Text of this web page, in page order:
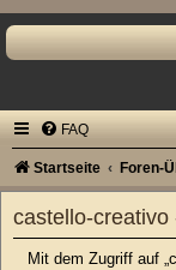
FAQ
Startseite Foren-
castello-creativo
Mit dem Zugriff auf